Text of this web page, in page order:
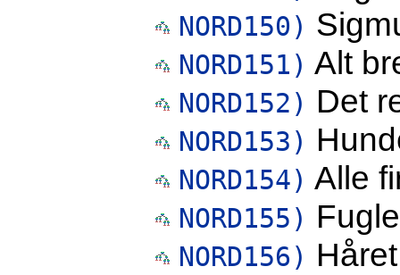
NORD150)
NORD151) Alt
NORD152) Det
NORD153)
NORD154) Alle
NORD155)
NORD156)